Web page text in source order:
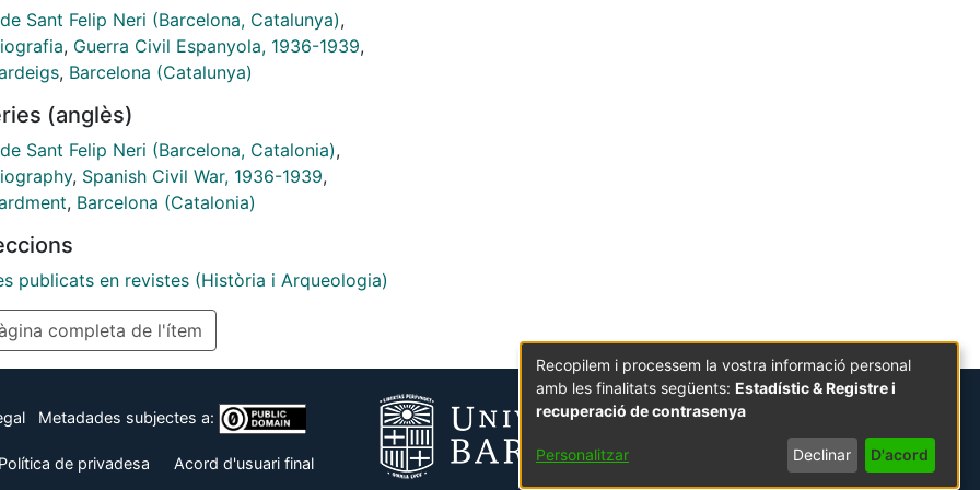
a Barcelona i els precedents en l'arqueologia
Civil, com a context en el que es pot inserir
dels bombardeigs per a l'abordatge
defensa l'interès patrimonial i memorial de la
i estudi arqueològic dels vestigis dels
com una fase materialment rellevant en el
que suposa Barcelona, així com el
útils per a la interpretació del tipus de
arqueològic deixat per un bombardeig.
Sant Felip Neri (Barcelona, Catalunya),
, Guerra Civil Espanyola, 1936-1939,
, Barcelona (Catalunya)
(anglès)
Sant Felip Neri (Barcelona, Catalonia),
, Spanish Civil War, 1936-1939,
, Barcelona (Catalonia)
publicats en revistes (Història i Arqueologia)
completa de l'ítem
Metadades subjectes a:
Política de privadesa Acord d'usuari final
Recopilem i processem la vostra informació personal
amb les finalitats següents: Estadístic & Registre i
recuperació de contrasenya
Personalitzar Declinar D'acord